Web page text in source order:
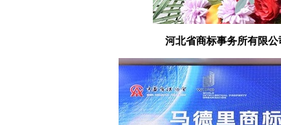
河北省商标事务所有限